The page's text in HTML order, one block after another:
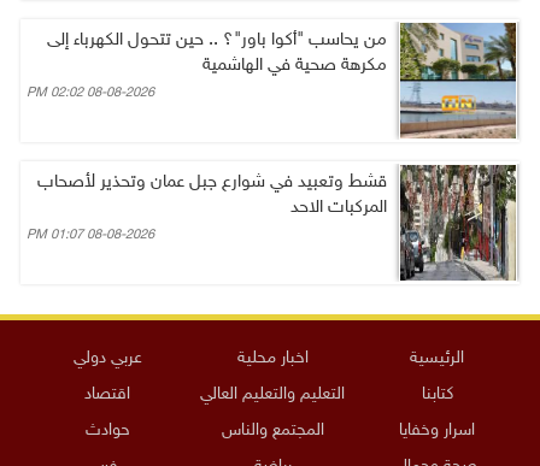
من يحاسب "أكوا باور"؟ .. حين تتحول الكهرباء إلى
مكرهة صحية في الهاشمية
08-08-2026 02:02 PM
قشط وتعبيد في شوارع جبل عمان وتحذير لأصحاب
المركبات الاحد
08-08-2026 01:07 PM
الرئيسية اخبار محلية
عربي دولي
كتابنا
التعليم والتعليم العالي
اقتصاد
اسرار وخفايا
المجتمع والناس
حوادث